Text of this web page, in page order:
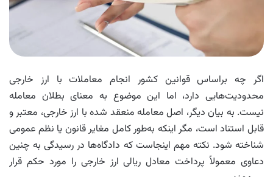
اگر چه براساس قوانین کشور انجام معاملات با ارز خارجی
محدودیت‌هایی دارد، اما این موضوع به معنای بطلان معامله
نیست. به بیان دیگر، اصل معامله منعقد شده با ارز خارجی، معتبر و
قابل استناد است، مگر اینکه به‌طور کامل مغایر قانون یا نظم عمومی
شناخته شود. نکته مهم اینجاست که دادگاه‌ها در رسیدگی به چنین
دعاوی معمولاً پرداخت معادل ریالی ارز خارجی را مورد حکم قرار